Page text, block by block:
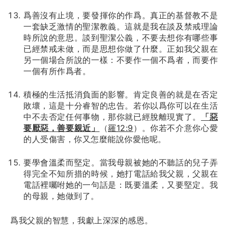
爲善沒有止境，要發揮你的作爲。真正的基督教不是
一套缺乏激情的聖潔教義。這就是我在談及禁戒理論
時所說的意思。談到聖潔公義，不要去想你有哪些事
已經禁戒未做，而是思想你做了什麼。正如我父親在
另一個場合所說的一樣：不要作一個不爲者，而要作
一個有所作爲者。
積極的生活抵消負面的影響。肯定良善的就是在否定
敗壞，這是十分睿智的忠告。若你以爲你可以在生活
中不去否定任何事物，那你就已經脫離現實了。
「惡
要厭惡，善要親近」
（羅12:9 ）。你若不介意你心愛
的人受傷害，你又怎麼能說你愛他呢。
要學會溫柔而堅定。當我母親被她的不聽話的兒子弄
得完全不知所措的時候，她打電話給我父親，父親在
電話裡囑咐她的一句話是：既要溫柔，又要堅定。我
的母親，她做到了。
爲我父親的智慧，我獻上深深的感恩。